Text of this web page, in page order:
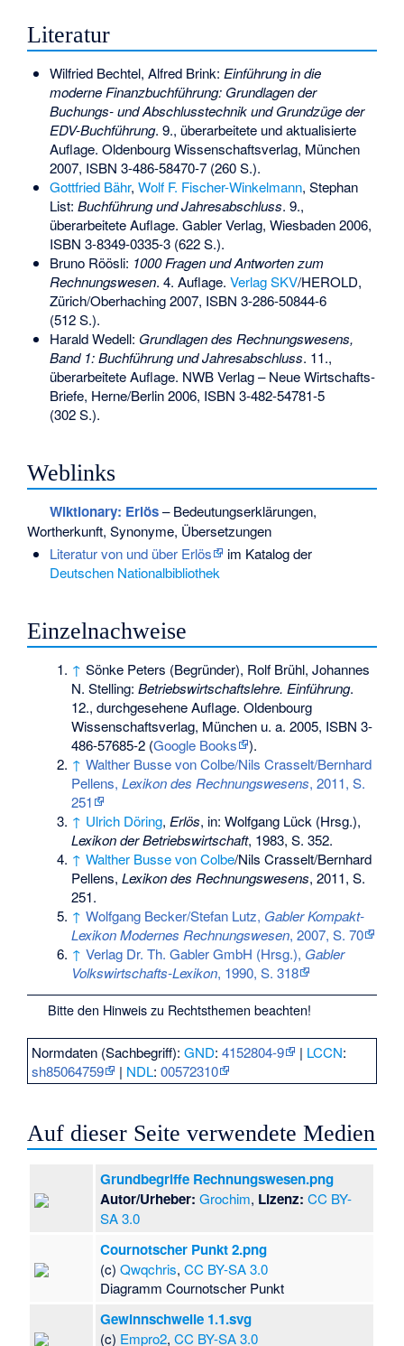
Literatur
Wilfried Bechtel, Alfred Brink: Einführung in die
moderne Finanzbuchführung: Grundlagen der
Buchungs- und Abschlusstechnik und Grundzüge der
EDV-Buchführung. 9., überarbeitete und aktualisierte
Auflage. Oldenbourg Wissenschaftsverlag, München
2007, ISBN 3-486-58470-7(260 S.).
Gottfried Bähr, Wolf F. Fischer-Winkelmann, Stephan
List: Buchführung und Jahresabschluss. 9.,
überarbeitete Auflage. Gabler Verlag, Wiesbaden 2006,
ISBN 3-8349-0335-3(622 S.).
Bruno Röösli: 1000 Fragen und Antworten zum
Rechnungswesen. 4. Auflage. Verlag SKV/HEROLD,
Zürich/Oberhaching 2007, ISBN 3-286-50844-6
(512 S.).
Harald Wedell: Grundlagen des Rechnungswesens,
Band 1: Buchführung und Jahresabschluss. 11.,
überarbeitete Auflage. NWB Verlag – Neue Wirtschafts-
Briefe, Herne/Berlin 2006, ISBN 3-482-54781-5
(302 S.).
Weblinks
Wiktionary: Erlös– Bedeutungserklärungen,
Wortherkunft, Synonyme, Übersetzungen
Literatur von und über Erlös
im Katalog der
Deutschen Nationalbibliothek
Einzelnachweise
↑ Sönke Peters (Begründer), Rolf Brühl, Johannes
N. Stelling:Betriebswirtschaftslehre. Einführung.
12., durchgesehene Auflage. Oldenbourg
Wissenschaftsverlag, München u. a. 2005, ISBN 3-
486-57685-2 (Google Books
).
↑ Walther Busse von Colbe/Nils Crasselt/Bernhard
Pellens,Lexikon des Rechnungswesens, 2011, S.
251
↑ Ulrich Döring, Erlös, in: Wolfgang Lück (Hrsg.),
Lexikon der Betriebswirtschaft, 1983, S. 352.
↑ Walther Busse von Colbe/Nils Crasselt/Bernhard
Pellens,Lexikon des Rechnungswesens, 2011, S.
251.
↑ Wolfgang Becker/Stefan Lutz, Gabler Kompakt-
Lexikon Modernes Rechnungswesen, 2007, S. 70
↑ Verlag Dr. Th. Gabler GmbH (Hrsg.), Gabler
Volkswirtschafts-Lexikon, 1990, S. 318
Bitte den Hinweis zu Rechtsthemen beachten!
Normdaten (Sachbegriff):GND:4152804-9 | LCCN:
sh85064759
| NDL:00572310
Auf dieser Seite verwendete Medien
Grundbegriffe Rechnungswesen.png
Autor/Urheber: Grochim, Lizenz: CC BY-
SA 3.0
Cournotscher Punkt 2.png
(c)Qwqchris,CC BY-SA 3.0
Diagramm Cournotscher Punkt
Gewinnschwelle 1.1.svg
(c) Empro2,CC BY-SA 3.0